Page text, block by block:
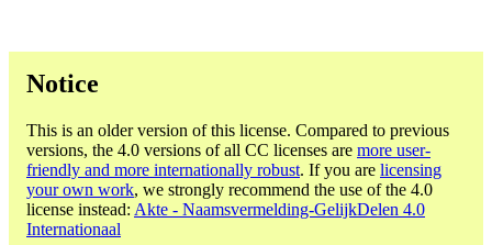
Notice
This is an older version of this license. Compared to previous
versions, the 4.0 versions of all CC licenses are more user-
friendly and more internationally robust. If you are licensing
your own work, we strongly recommend the use of the 4.0
license instead: Akte - Naamsvermelding-GelijkDelen 4.0
Internationaal